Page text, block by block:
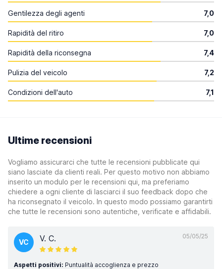
Gentilezza degli agenti 7,0
Rapidità del ritiro 7,0
Rapidità della riconsegna 7,4
Pulizia del veicolo 7,2
Condizioni dell'auto 7,1
Ultime recensioni
Vogliamo assicurarci che tutte le recensioni pubblicate qui
siano lasciate da clienti reali. Per questo motivo non abbiamo
inserito un modulo per le recensioni qui, ma preferiamo
chiedere a ogni cliente di lasciarci il suo feedback dopo che
ha riconsegnato il veicolo. In questo modo possiamo garantirti
che tutte le recensioni sono autentiche, verificate e affidabili.
05/05/25
VC V. C.
Aspetti positivi: Puntualità accoglienza e prezzo